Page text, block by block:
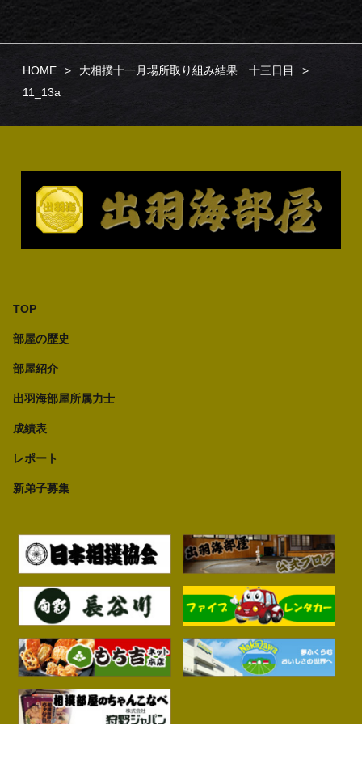
HOME
大相撲十一月場所取り組み結果 十三日目
11_13a
TOP
部屋の歴史
部屋紹介
出羽海部屋所属力士
成績表
レポート
新弟子募集